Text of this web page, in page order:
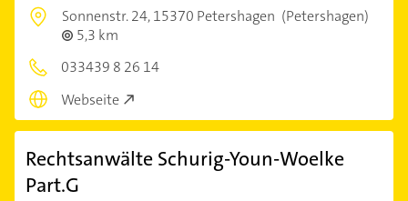
Sonnenstr. 24,15370 Petershagen (Petershagen)
5,3 km
033439 8 26 14
Webseite
Rechtsanwälte Schurig-Youn-Woelke
Part.G